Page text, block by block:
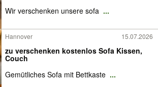
Wir verschenken unsere sofa ...
Hannover 15.07.2026
zu verschenken kostenlos Sofa Kissen,
Couch
Gemütliches Sofa mit Bettkaste ...